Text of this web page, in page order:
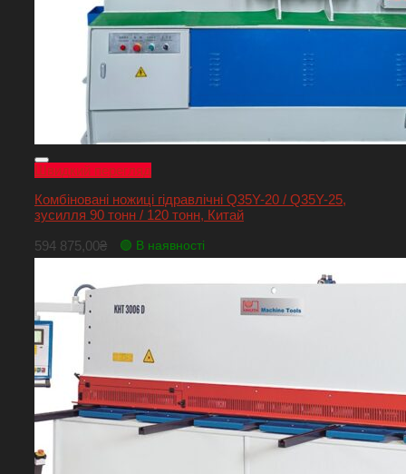
Швидкий перегляд
Комбіновані ножиці гідравлічні Q35Y-20 / Q35Y-25,
зусилля 90 тонн / 120 тонн, Китай
594 875,00₴ 🟢 В наявності